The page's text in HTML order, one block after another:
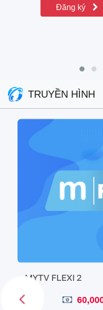
Đăng ký
TRUYỀN HÌNH
MYTV FLEXI 2